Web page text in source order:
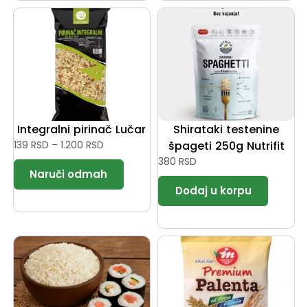
Integralni pirinač Lučar
139 RSD – 1.200 RSD
Shirataki testenine
špageti 250g Nutrifit
380 RSD